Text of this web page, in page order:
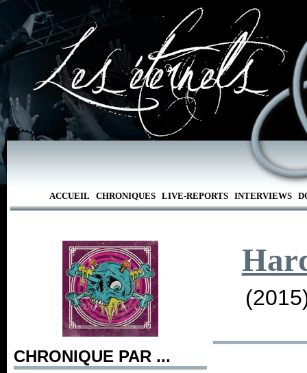
ACCUEIL CHRONIQUES LIVE-REPORTS INTERVIEWS
CHRONIQUE PAR ...